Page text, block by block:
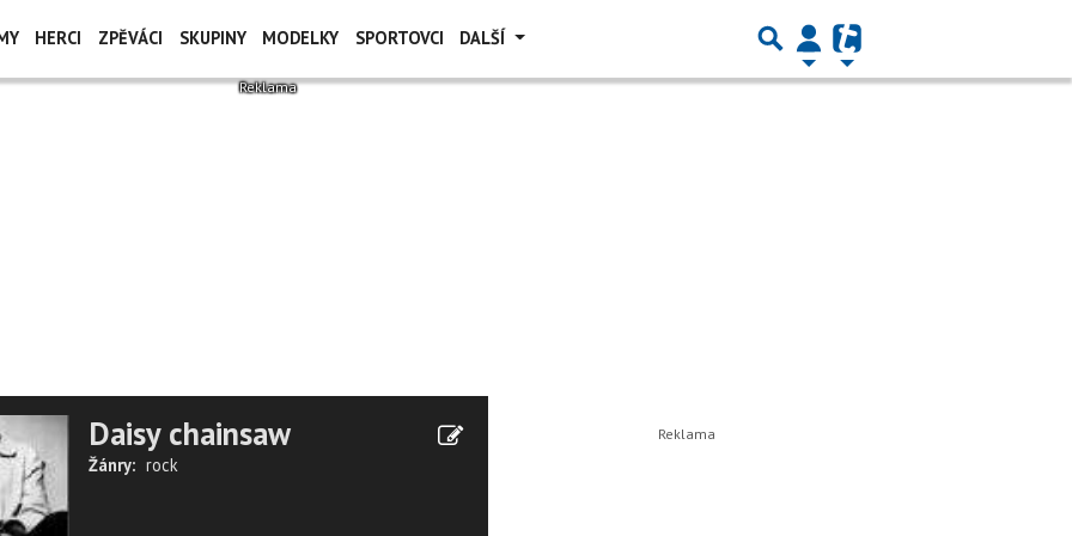
HERCI ZPĚVÁCI SKUPINY MODELKY SPORTOVCI DALŠÍ
Daisy chainsaw
Žánry: rock